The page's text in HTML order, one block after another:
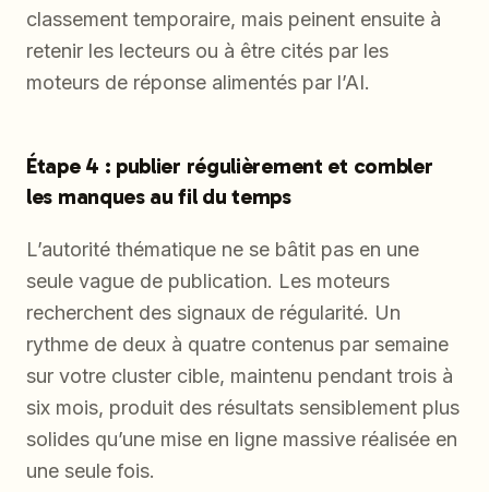
classement temporaire, mais peinent ensuite à
retenir les lecteurs ou à être cités par les
moteurs de réponse alimentés par l’AI.
Étape 4 : publier régulièrement et combler
les manques au fil du temps
L’autorité thématique ne se bâtit pas en une
seule vague de publication. Les moteurs
recherchent des signaux de régularité. Un
rythme de deux à quatre contenus par semaine
sur votre cluster cible, maintenu pendant trois à
six mois, produit des résultats sensiblement plus
solides qu’une mise en ligne massive réalisée en
une seule fois.